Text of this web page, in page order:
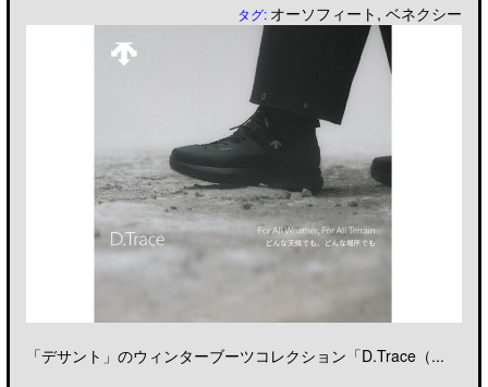
タグ: オーソフィート ,ベネクシー
「デサント」のウィンターブーツコレクション「D.Trace（...